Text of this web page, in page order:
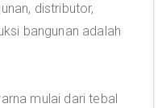
distributor,
bangunan adalah
mulai dari tebal